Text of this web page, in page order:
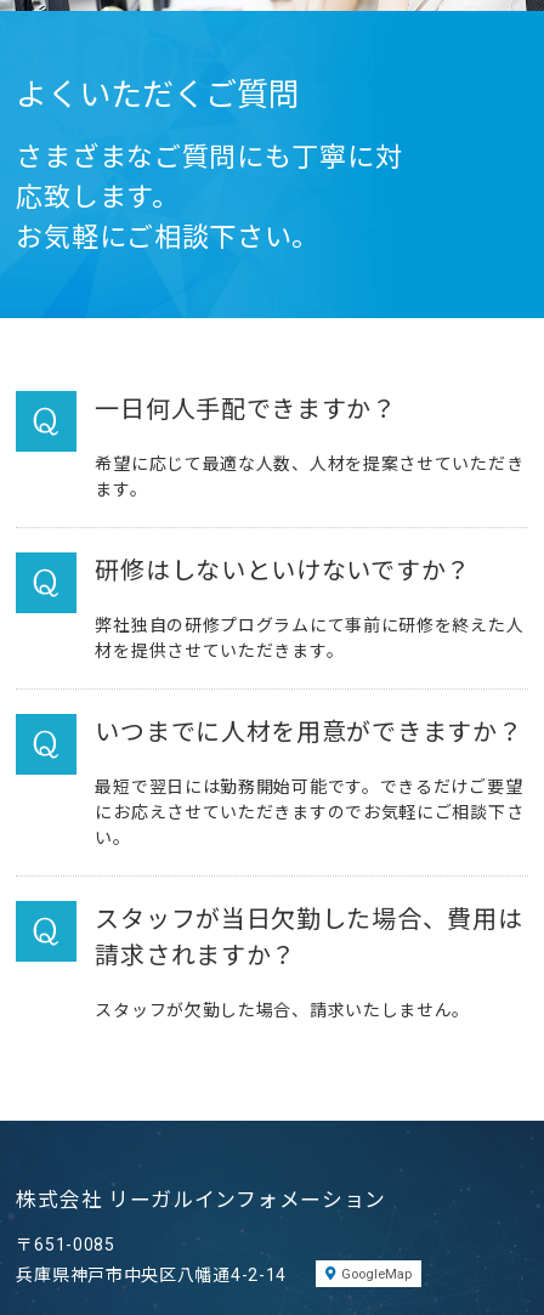
よくいただくご質問
さまざまなご質問にも丁寧に対
応致します。
お気軽にご相談下さい。
一日何人手配できますか？
希望に応じて最適な人数、人材を提案させていただき
ます。
研修はしないといけないですか？
弊社独自の研修プログラムにて事前に研修を終えた人
材を提供させていただきます。
いつまでに人材を用意ができますか？
最短で翌日には勤務開始可能です。できるだけご要望
にお応えさせていただきますのでお気軽にご相談下さ
い。
スタッフが当日欠勤した場合、費用は
請求されますか？
スタッフが欠勤した場合、請求いたしません。
株式会社 リーガルインフォメーション
〒651-0085
兵庫県神戸市中央区八幡通4-2-14
GoogleMap